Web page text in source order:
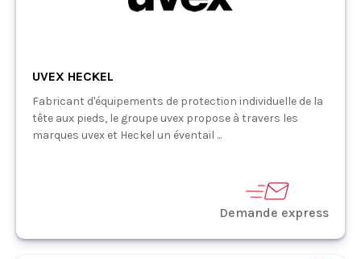
UVEX HECKEL
Fabricant d'équipements de protection individuelle de la
tête aux pieds, le groupe uvex propose à travers les
marques uvex et Heckel un éventail ...
Demande express